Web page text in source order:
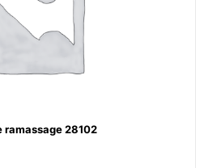
ramassage 28102